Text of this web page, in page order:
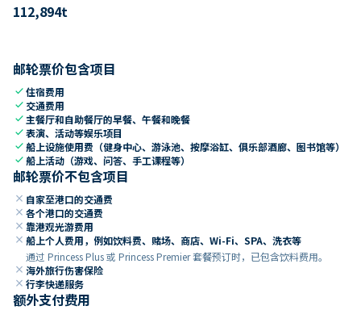
112,894t
邮轮票价包含项目
check住宿费用
check 交通费用
check 主餐厅和自助餐厅的早餐、午餐和晚餐
check表演、活动等娱乐项目
check船上设施使用费（健身中心、游泳池、按摩浴缸、俱乐部酒廊、图书馆等）
check船上活动（游戏、问答、手工课程等）
邮轮票价不包含项目
close 自家至港口的交通费
close 各个港口的交通费
close 靠港观光游费用
close 船上个人费用，例如饮料费、赌场、商店、Wi-Fi、SPA、洗衣等
通过 Princess Plus 或 Princess Premier 套餐预订时，已包含饮料费用。
close 海外旅行伤害保险
close 行李快递服务
额外支付费用